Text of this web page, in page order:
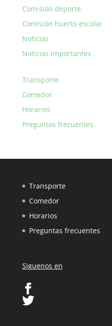
Comisión deporte
Comisión huerto escolar
Noticias
Noticias importantes
Transporte
Comedor
Horarios
Preguntas frecuentes
Transporte
Comedor
Horarios
Preguntas frecuentes
Siguenos en